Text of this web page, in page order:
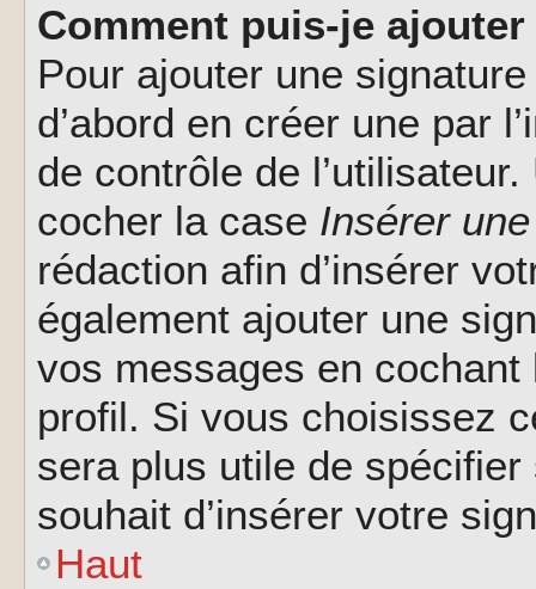
Comment puis-je
Pour ajouter une
d’abord en créer une par
de contrôle de
cocher la case Insérer
rédaction afin d’insérer
également ajouter une
vos messages en
profil. Si vous choisissez
sera plus utile de
souhait d’insérer votre
Haut